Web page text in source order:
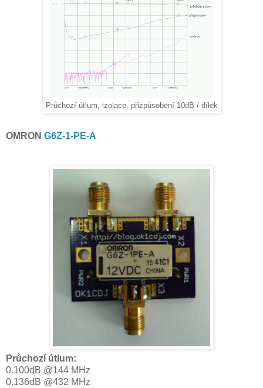
Průchozí útlum, izolace, přizpůsobení 10dB / dílek
OMRON G6Z-1-PE-A
Průchozí útlum:
0.100dB @144 MHz
0.136dB @432 MHz